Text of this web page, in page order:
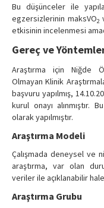
Bu düşünceler ile
egzersizlerinin maksVO2
etkisinin incelenmesi
Gereç ve
Araştırma için Niğde
Olmayan Klinik
başvuru yapılmış,
kurul onayı alınmıştır.
olarak yapılmıştır.
Araştırma Modeli
Çalışmada deneysel ve
araştırma, var olan
veriler ile açıklanabilir
Araştırma Grubu